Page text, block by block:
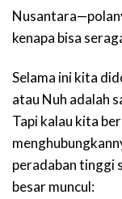
kenapa bisa
Selama ini kita
atau Nuh adalah
Tapi kalau kita
peradaban tinggi
besar muncul: